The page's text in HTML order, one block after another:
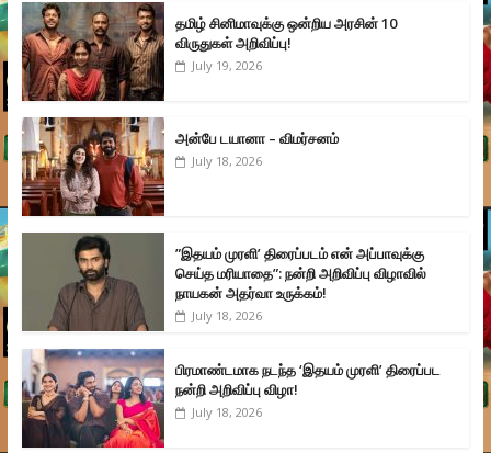
தமிழ் சினிமாவுக்கு ஒன்றிய அரசின் 10
விருதுகள் அறிவிப்பு!
July 19, 2026
அன்பே டயானா – விமர்சனம்
July 18, 2026
”இதயம் முரளி’ திரைப்படம் என் அப்பாவுக்கு
செய்த மரியாதை”: நன்றி அறிவிப்பு விழாவில்
நாயகன் அதர்வா உருக்கம்!
July 18, 2026
பிரமாண்டமாக நடந்த ‘இதயம் முரளி’ திரைப்பட
நன்றி அறிவிப்பு விழா!
July 18, 2026